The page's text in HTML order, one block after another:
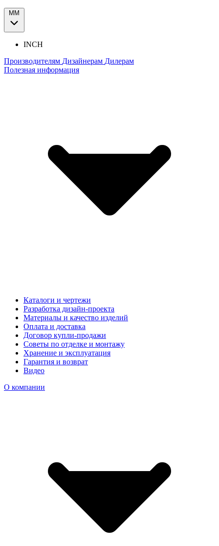
ММ
INCH
Производителям Дизайнерам Дилерам
Полезная информация
Каталоги и чертежи
Разработка дизайн-проекта
Материалы и качество изделий
Оплата и доставка
Договор купли-продажи
Советы по отделке и монтажу
Хранение и эксплуатация
Гарантия и возврат
Видео
О компании